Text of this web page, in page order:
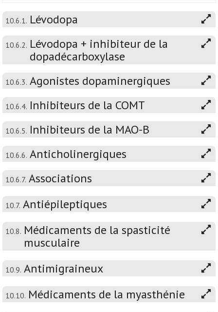
10.6.1. Lévodopa
10.6.2. Lévodopa + inhibiteur de la
dopadécarboxylase
10.6.3. Agonistes dopaminergiques
10.6.4. Inhibiteurs de la COMT
10.6.5. Inhibiteurs de la MAO-B
10.6.6. Anticholinergiques
10.6.7. Associations
10.7. Antiépileptiques
10.8. Médicaments de la spasticité
musculaire
10.9. Antimigraineux
10.10. Médicaments de la myasthénie